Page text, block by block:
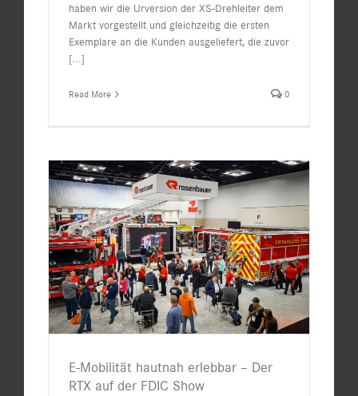
haben wir die Urversion der XS-Drehleiter dem
Markt vorgestellt und gleichzeitig die ersten
Exemplare an die Kunden ausgeliefert, die zuvor
[...]
Read More 0
E-Mobilität hautnah erlebbar – Der
RTX auf der FDIC Show